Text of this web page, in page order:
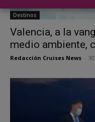
Destinos
Valencia, a la
medio ambiente,
Redacción Cruises News